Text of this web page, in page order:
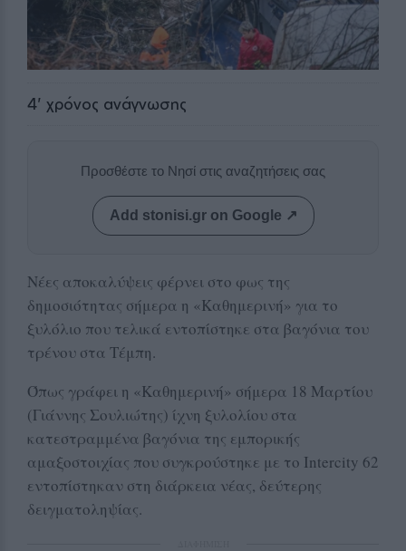
4' χρόνος ανάγνωσης
Προσθέστε το Νησί στις αναζητήσεις σας
Add stonisi.gr on Google ↗
Νέες αποκαλύψεις φέρνει στο φως της
δημοσιότητας σήμερα η «Καθημερινή» για το
ξυλόλιο που τελικά εντοπίστηκε στα βαγόνια του
τρένου στα Τέμπη.
Όπως γράφει η «Καθημερινή» σήμερα 18 Μαρτίου
(Γιάννης Σουλιώτης) ίχνη ξυλολίου στα
κατεστραμμένα βαγόνια της εμπορικής
αμαξοστοιχίας που συγκρούστηκε με το Intercity 62
εντοπίστηκαν στη διάρκεια νέας, δεύτερης
δειγματοληψίας.